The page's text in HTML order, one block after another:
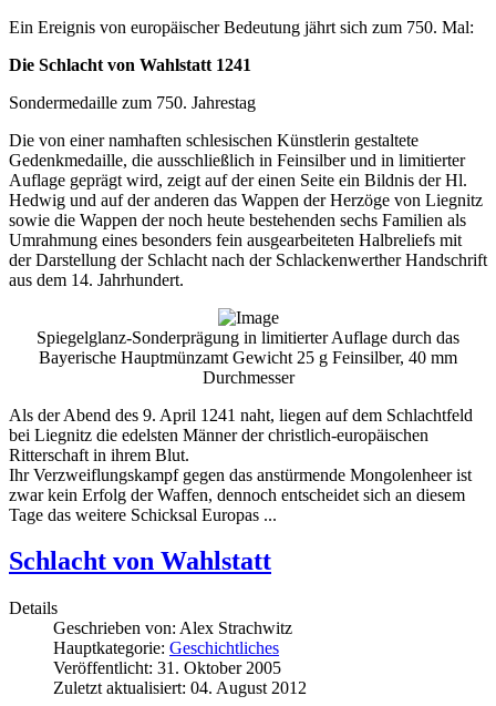
Ein Ereignis von europäischer Bedeutung jährt sich zum 750. Mal:
Die Schlacht von Wahlstatt 1241
Sondermedaille zum 750. Jahrestag
Die von einer namhaften schlesischen Künstlerin gestaltete
Gedenkmedaille, die ausschließlich in Feinsilber und in limitierter
Auflage geprägt wird, zeigt auf der einen Seite ein Bildnis der Hl.
Hedwig und auf der anderen das Wappen der Herzöge von Liegnitz
sowie die Wappen der noch heute bestehenden sechs Familien als
Umrahmung eines besonders fein ausgearbeiteten Halbreliefs mit
der Darstellung der Schlacht nach der Schlackenwerther Handschrift
aus dem 14. Jahrhundert.
Spiegelglanz-Sonderprägung in limitierter Auflage durch das
Bayerische Hauptmünzamt Gewicht 25 g Feinsilber, 40 mm
Durchmesser
Als der Abend des 9. April 1241 naht, liegen auf dem Schlachtfeld
bei Liegnitz die edelsten Männer der christlich-europäischen
Ritterschaft in ihrem Blut.
Ihr Verzweiflungskampf gegen das anstürmende Mongolenheer ist
zwar kein Erfolg der Waffen, dennoch entscheidet sich an diesem
Tage das weitere Schicksal Europas ...
Schlacht von Wahlstatt
Details
Geschrieben von: Alex Strachwitz
Hauptkategorie: Geschichtliches
Veröffentlicht: 31. Oktober 2005
Zuletzt aktualisiert: 04. August 2012